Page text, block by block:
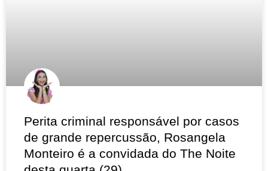
Perita criminal responsável por casos
de grande repercussão, Rosangela
Monteiro é a convidada do The Noite